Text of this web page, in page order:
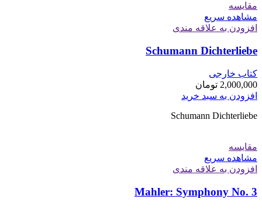
مقایسه
مشاهده سریع
افزودن به علاقه مندی
Schumann Dichterliebe
کتاب خارجی
2,000,000 تومان
افزودن به سبد خرید
Schumann Dichterliebe
مقایسه
مشاهده سریع
افزودن به علاقه مندی
Mahler: Symphony No. 3